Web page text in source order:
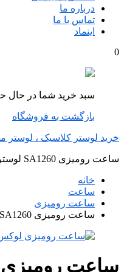
درباره ما
تماس با ما
اینماد
0
سبد خرید شما در حال
بازگشت به فروشگاه
خرید لوستر کلاسیک ، لوستر
ساعت رومیزی SA1260 لوسترسازان
خانه
ساعت
ساعت رومیزی
ساعت رومیزی SA1260 لوسترسازان
ساعت رومیزی SA1260 لوسترسازان